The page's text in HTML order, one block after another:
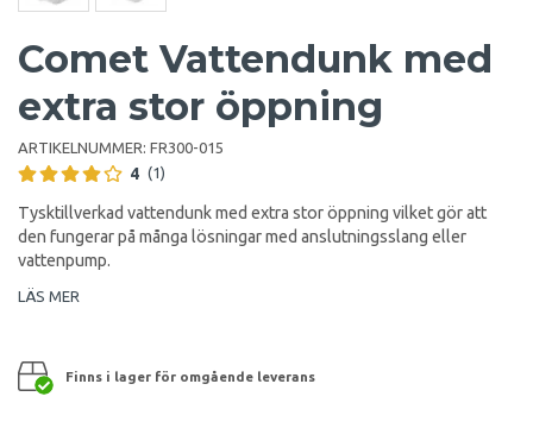
Comet Vattendunk med
extra stor öppning
ARTIKELNUMMER: FR300-015
4 (1)
Tysktillverkad vattendunk med extra stor öppning vilket gör att
den fungerar på många lösningar med anslutningsslang eller
vattenpump.
LÄS MER
Finns i lager för omgående leverans